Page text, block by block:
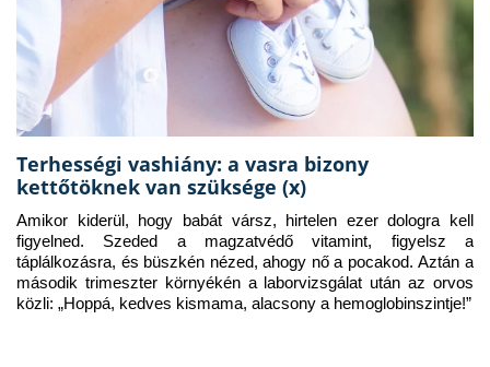
Terhességi vashiány: a vasra bizony
kettőtöknek van szüksége (x)
Amikor kiderül, hogy babát vársz, hirtelen ezer dologra kell
figyelned. Szeded a magzatvédő vitamint, figyelsz a
táplálkozásra, és büszkén nézed, ahogy nő a pocakod. Aztán a
második trimeszter környékén a laborvizsgálat után az orvos
közli: „Hoppá, kedves kismama, alacsony a hemoglobinszintje!”